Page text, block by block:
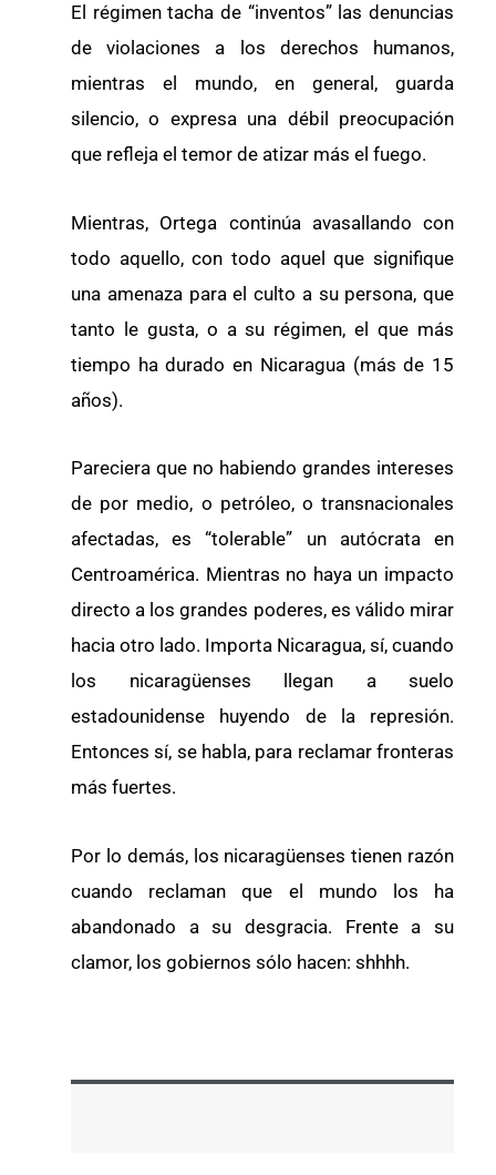
El régimen tacha de “inventos” las denuncias
de violaciones a los derechos humanos,
mientras el mundo, en general, guarda
silencio, o expresa una débil preocupación
que refleja el temor de atizar más el fuego.
Mientras, Ortega continúa avasallando con
todo aquello, con todo aquel que signifique
una amenaza para el culto a su persona, que
tanto le gusta, o a su régimen, el que más
tiempo ha durado en Nicaragua (más de 15
años).
Pareciera que no habiendo grandes intereses
de por medio, o petróleo, o transnacionales
afectadas, es “tolerable” un autócrata en
Centroamérica. Mientras no haya un impacto
directo a los grandes poderes, es válido mirar
hacia otro lado. Importa Nicaragua, sí, cuando
los nicaragüenses llegan a suelo
estadounidense huyendo de la represión.
Entonces sí, se habla, para reclamar fronteras
más fuertes.
Por lo demás, los nicaragüenses tienen razón
cuando reclaman que el mundo los ha
abandonado a su desgracia. Frente a su
clamor, los gobiernos sólo hacen: shhhh.